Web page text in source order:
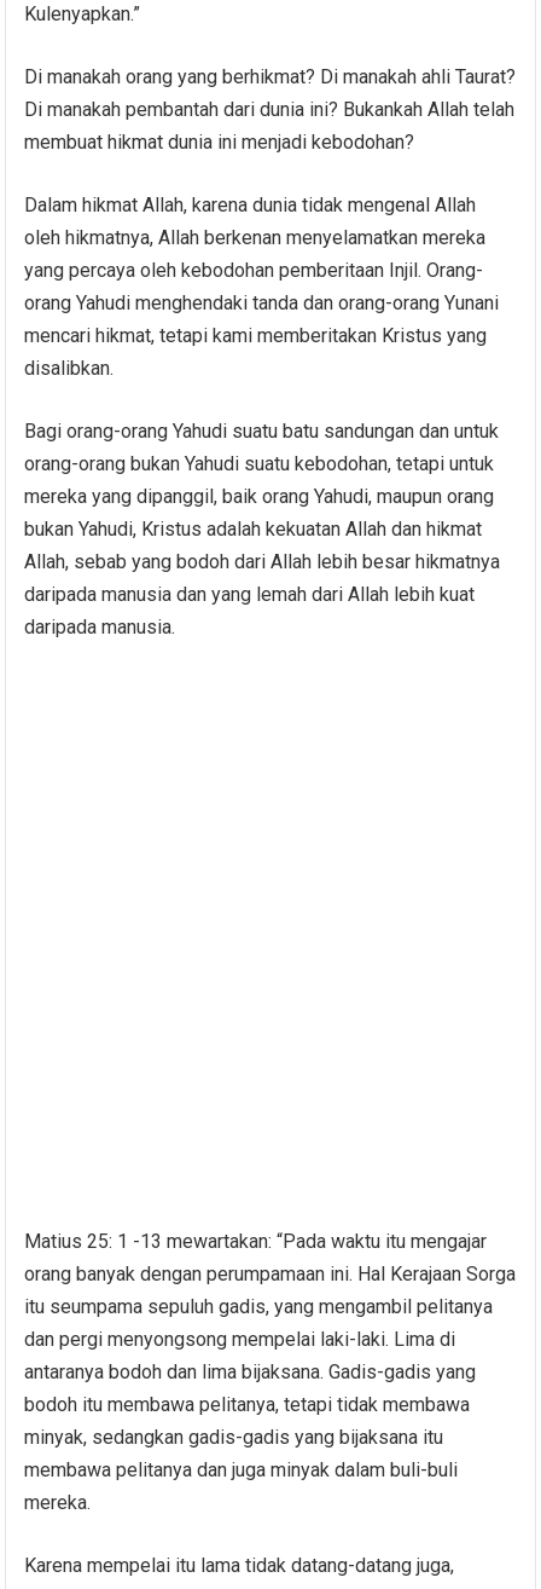
Kulenyapkan.”
Di manakah orang yang berhikmat? Di manakah ahli Taurat?
Di manakah pembantah dari dunia ini? Bukankah Allah telah
membuat hikmat dunia ini menjadi kebodohan?
Dalam hikmat Allah, karena dunia tidak mengenal Allah
oleh hikmatnya, Allah berkenan menyelamatkan mereka
yang percaya oleh kebodohan pemberitaan Injil. Orang-
orang Yahudi menghendaki tanda dan orang-orang Yunani
mencari hikmat, tetapi kami memberitakan Kristus yang
disalibkan.
Bagi orang-orang Yahudi suatu batu sandungan dan untuk
orang-orang bukan Yahudi suatu kebodohan, tetapi untuk
mereka yang dipanggil, baik orang Yahudi, maupun orang
bukan Yahudi, Kristus adalah kekuatan Allah dan hikmat
Allah, sebab yang bodoh dari Allah lebih besar hikmatnya
daripada manusia dan yang lemah dari Allah lebih kuat
daripada manusia.
Matius 25: 1 -13 mewartakan: “Pada waktu itu mengajar
orang banyak dengan perumpamaan ini. Hal Kerajaan Sorga
itu seumpama sepuluh gadis, yang mengambil pelitanya
dan pergi menyongsong mempelai laki-laki. Lima di
antaranya bodoh dan lima bijaksana. Gadis-gadis yang
bodoh itu membawa pelitanya, tetapi tidak membawa
minyak, sedangkan gadis-gadis yang bijaksana itu
membawa pelitanya dan juga minyak dalam buli-buli
mereka.
Karena mempelai itu lama tidak datang-datang juga,